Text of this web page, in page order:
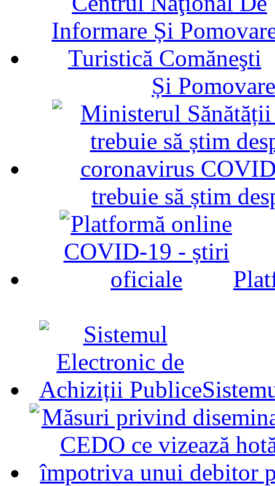
Și
trebuie să știm